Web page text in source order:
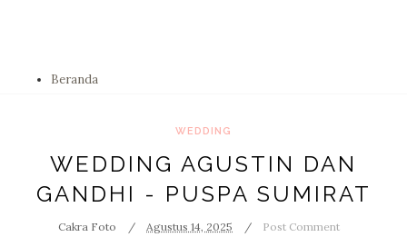
Beranda
WEDDING
WEDDING AGUSTIN DAN
GANDHI - PUSPA SUMIRAT
Cakra Foto Agustus 14, 2025 Post Comment